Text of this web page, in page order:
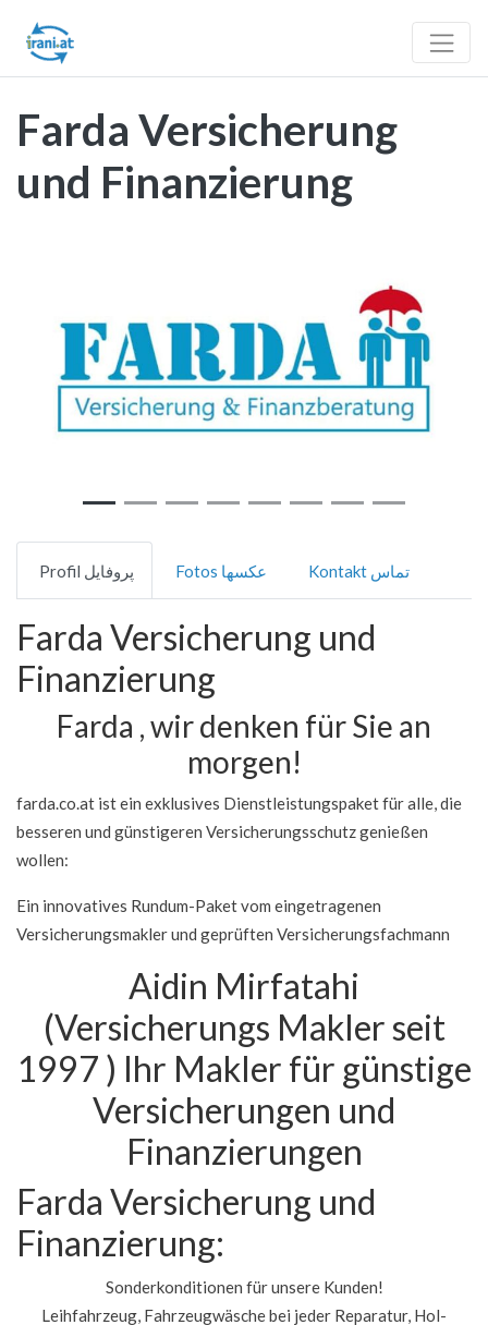
Farda Versicherung
und Finanzierung
Vorheriges
Profil پروفایل Fotos عکسها Kontakt تماس
Farda Versicherung und
Finanzierung
Farda , wir denken für Sie an
morgen!
farda.co.at ist ein exklusives Dienstleistungspaket für alle, die
besseren und günstigeren Versicherungsschutz genießen
wollen:
Ein innovatives Rundum-Paket vom eingetragenen
Versicherungsmakler und geprüften Versicherungsfachmann
Aidin Mirfatahi
(Versicherungs Makler seit
1997 ) Ihr Makler für günstige
Versicherungen und
Finanzierungen
Farda Versicherung und
Finanzierung:
Sonderkonditionen für unsere Kunden!
Leihfahrzeug, Fahrzeugwäsche bei jeder Reparatur, Hol-